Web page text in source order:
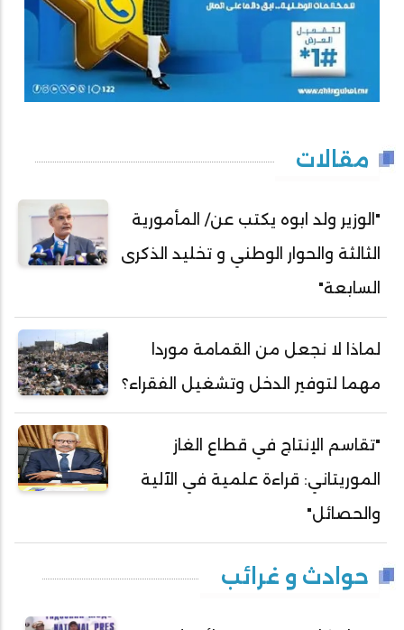
مقالات
"الوزير ولد ابوه يكتب عن/ المأمورية
الثالثة والحوار الوطني و تخليد الذكرى
السابعة"
لماذا لا نجعل من القمامة موردا
مهما لتوفير الدخل وتشغيل الفقراء؟
"تقاسم الإنتاج في قطاع الغاز
الموريتاني: قراءة علمية في الآلية
والحصائل"
حوادث و غرائب